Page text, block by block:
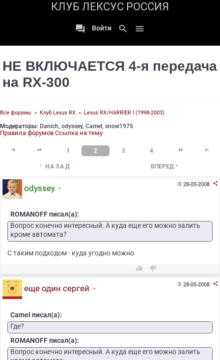
КЛУБ ЛЕКСУС РОССИЯ
 Войти search 
НЕ ВКЛЮЧАЕТСЯ 4-я передача
на RX-300
Все форумы » Клуб Lexus RX » Lexus RX/HARRIER I (1998-2003)
Модераторы: Danich, odyssey, Camel , snow1975
Правила форумов Ссылка на тему
  1 2 3 4  
 НАЗАД ВПЕРЕД 
28-05-2008 
odyssey
ROMANOFF писал(а):
Вопрос конечно интересный. А куда еще его можно залить
кроме автомата?
С таким подходом - куда угодно можно
 
28-05-2008 
еще один сергей
Camel писал(а):
Где?
ROMANOFF писал(а):
Вопрос конечно интересный. А куда еще его можно залить